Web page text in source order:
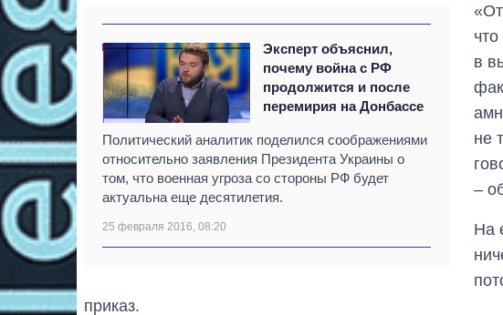
Эксперт объяснил,
почему война с РФ
продолжится и после
перемирия на Донбассе
Политический аналитик поделился соображениями
относительно заявления Президента Украины о
том, что военная угроза со стороны РФ будет
актуальна еще десятилетия.
25 февраля 2016, 08:20
в
не
–
На
приказ.